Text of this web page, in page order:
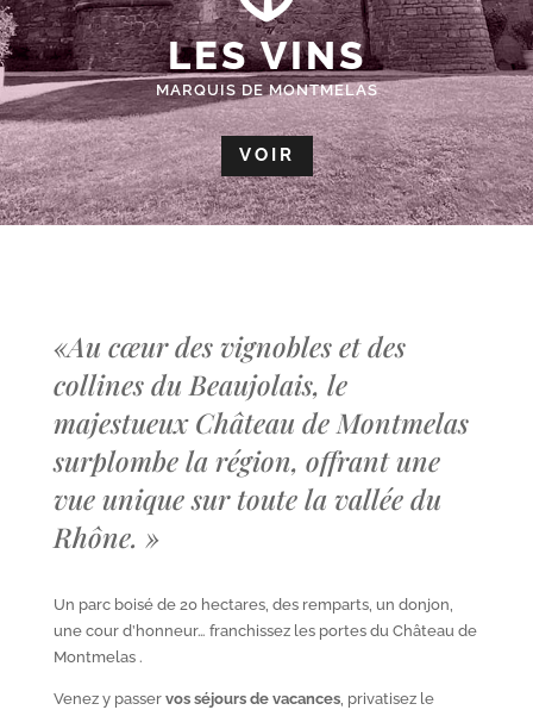
LES VINS
MARQUIS DE MONTMELAS
VOIR
«Au cœur des vignobles et des
collines du Beaujolais, le
majestueux Château de Montmelas
surplombe la région, offrant une
vue unique sur toute la vallée du
Rhône. »
Un parc boisé de 20 hectares, des remparts, un donjon,
une cour d’honneur… franchissez les portes du Château de
Montmelas .
Venez y passer vos séjours de vacances, privatisez le